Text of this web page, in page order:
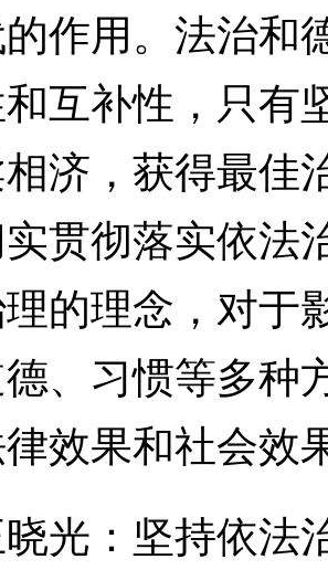
作用。法治和
互补性，只有
济，获得最佳
贯彻落实依法
的理念，对于
、习惯等多种
效果和社会效
：坚持依法